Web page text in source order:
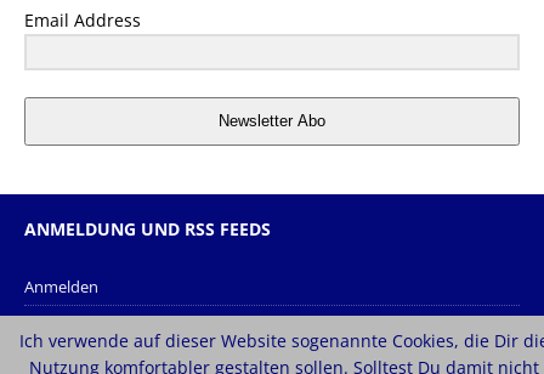
Email Address
Newsletter Abo
ANMELDUNG UND RSS FEEDS
Anmelden
Kommentar-Feed
Ich verwende auf dieser Website sogenannte Cookies, die Dir
Nutzung komfortabler gestalten sollen. Solltest Du damit nicht